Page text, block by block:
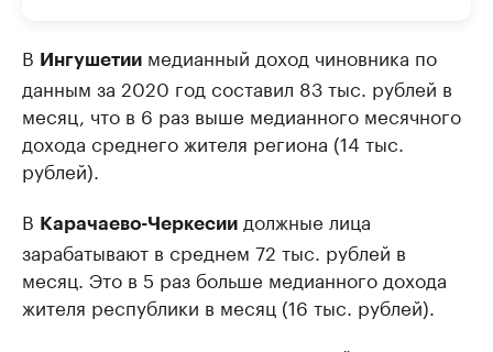
В Ингушетии медианный доход чиновника по
данным за 2020 год составил 83 тыс. рублей в
месяц, что в 6 раз выше медианного месячного
дохода среднего жителя региона (14 тыс.
рублей).
В Карачаево-Черкесии должные лица
зарабатывают в среднем 72 тыс. рублей в
месяц. Это в 5 раз больше медианного дохода
жителя республики в месяц (16 тыс. рублей).